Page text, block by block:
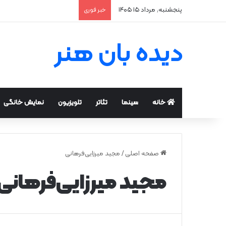
پنجشنبه, مرداد ۱۵ ۱۴۰۵ خبر فوری
دیده بان هنر
خانه سینما تئاتر تلویزیون نمایش خانگی
صفحه اصلی / مجید میرزایی‌فرهانی
مجید